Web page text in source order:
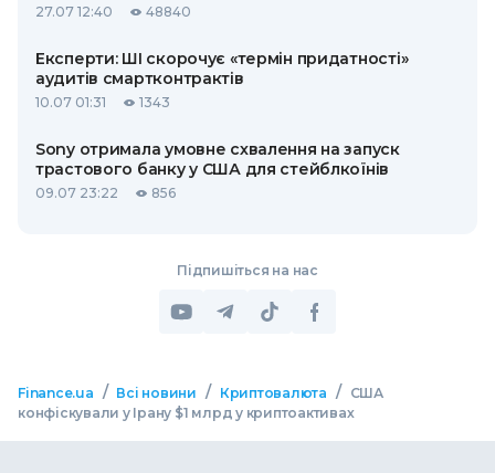
27.07 12:40 48840
Експерти: ШІ скорочує «термін придатності»
аудитів смартконтрактів
10.07 01:31 1343
Sony отримала умовне схвалення на запуск
трастового банку у США для стейблкоїнів
09.07 23:22 856
Підпишіться на нас
Finance.ua / Всі новини / Криптовалюта /
США
конфіскували у Ірану $1 млрд у криптоактивах